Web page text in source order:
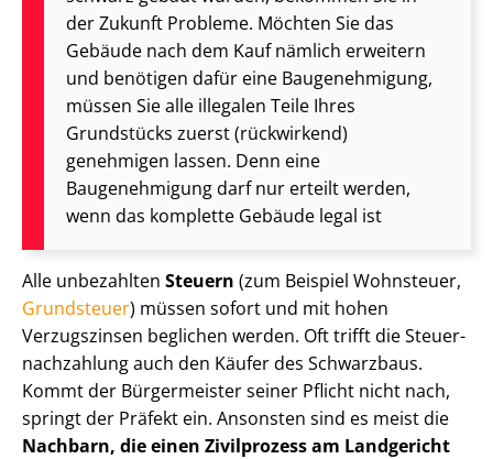
der Zukunft Probleme. Möchten Sie das
Gebäude nach dem Kauf nämlich erweitern
und benötigen dafür eine Baugenehmigung,
müssen Sie alle illegalen Teile Ihres
Grundstücks zuerst (rückwirkend)
genehmigen lassen. Denn eine
Baugenehmigung darf nur erteilt werden,
wenn das komplette Gebäude legal ist
Alle unbezahlten Steuern (zum Beispiel Wohnsteuer,
Grundsteuer) müssen sofort und mit hohen
Verzugszinsen beglichen werden. Oft trifft die Steu­er­
nach­zah­lung auch den Käufer des Schwarzbaus.
Kommt der Bürgermeister seiner Pflicht nicht nach,
springt der Präfekt ein. Ansonsten sind es meist die
Nachbarn, die einen Zivilprozess am Landgericht